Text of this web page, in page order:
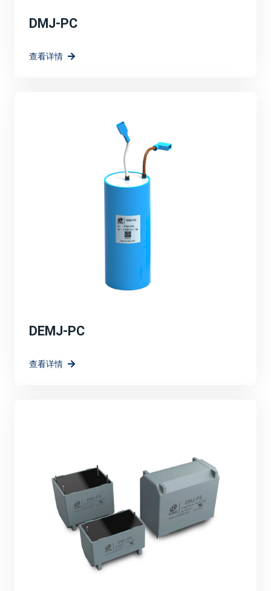
DMJ-PC
查看详情
DEMJ-PC
查看详情